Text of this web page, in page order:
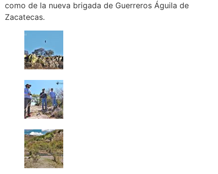
como de la nueva brigada de Guerreros Águila de
Zacatecas.